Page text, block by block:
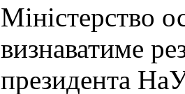
Міністерство
визнаватиме
президента